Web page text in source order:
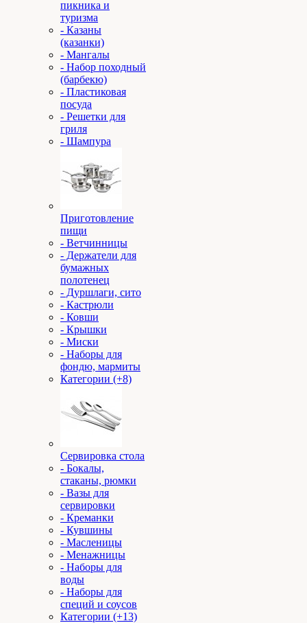
пикника и
туризма
- Казаны
(казанки)
- Мангалы
- Набор походный
(барбекю)
- Пластиковая
посуда
- Решетки для
гриля
- Шампура
Приготовление
пищи
- Ветчинницы
- Держатели для
бумажных
полотенец
- Дуршлаги, сито
- Кастрюли
- Ковши
- Крышки
- Миски
- Наборы для
фондю, мармиты
Категории (+8)
Сервировка стола
- Бокалы,
стаканы, рюмки
- Вазы для
сервировки
- Креманки
- Кувшины
- Масленицы
- Менажницы
- Наборы для
воды
- Наборы для
специй и соусов
Категории (+13)